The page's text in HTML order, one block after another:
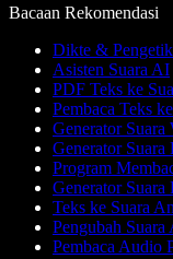
Bacaan Rekomendasi
Dikte &
Asisten Suara AI
PDF Teks ke
Pembaca Teks
Generator Suara
Generator Suara
Program
Generator Suara
Teks ke Suara
Pengubah Suara
Pembaca Audio